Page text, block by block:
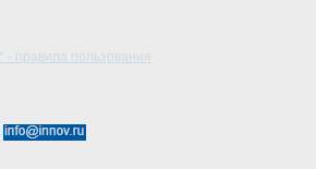
* - правила пользования